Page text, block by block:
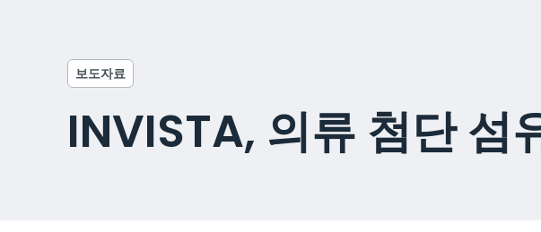
보도자료
INVISTA, 의류 첨단 섬